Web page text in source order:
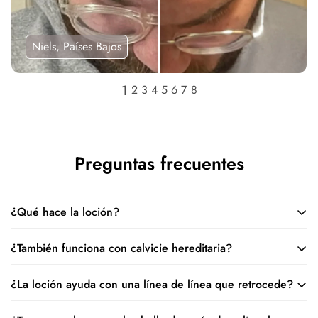
Niels, Países Bajos
Preguntas frecuentes
¿Qué hace la loción?
La loción restaura y aumenta el tamaño de los folículos
cabello, para que pueda volver a crecer el cabello más
¿También funciona con calvicie hereditaria?
Sí, puede ayudar con la calvicie hereditaria estimulando el
¿La loción ayuda con una línea de línea que retrocede?